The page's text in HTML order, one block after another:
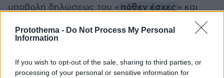
Protothema - Do Not Process My Personal
Information
If you wish to opt-out of the sale, sharing to third parties, or
processing of your personal or sensitive information for
υποβολή δηλώσεως του « πόθεν έσχες» και
στην συνέχεια καταδικάστηκε σε φυλάκιση
τριών ετών, με αναστολή. Όμως, μετά την
απαγόρευσης εξόδου από τη χώρα.